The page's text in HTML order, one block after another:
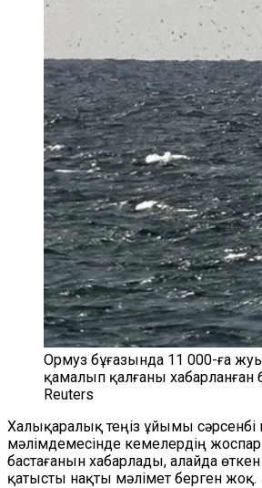
Ормуз бұғазында 11 000-ға
қамалып қалғаны хабарланған
Reuters
Халықаралық теңіз ұйымы сәрсенбі
мәлімдемесінде кемелердің
бастағанын хабарлады, алайда
қатысты нақты мәлімет берген жоқ.